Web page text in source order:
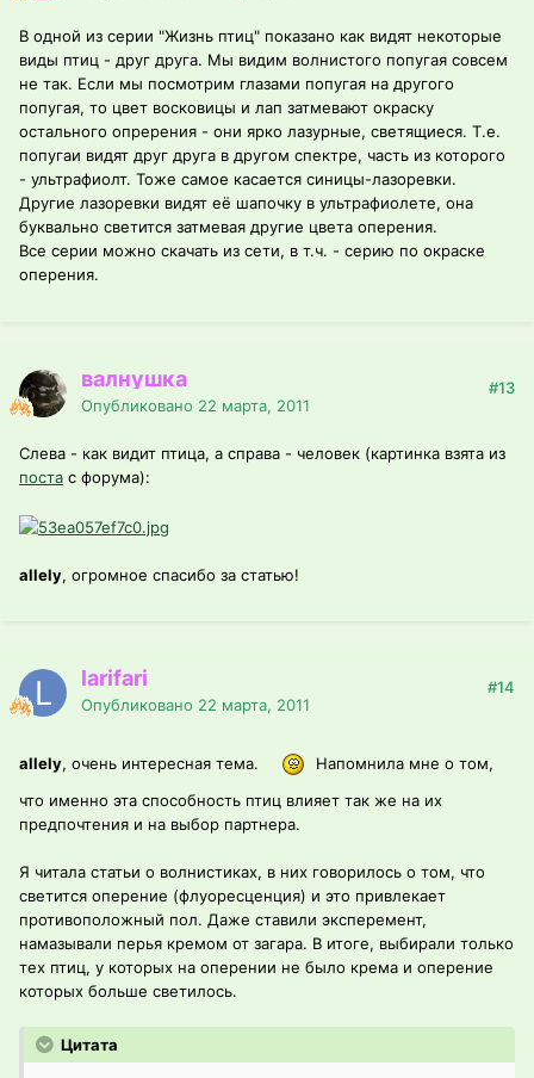
В одной из серии "Жизнь птиц" показано как видят некоторые
виды птиц - друг друга. Мы видим волнистого попугая совсем
не так. Если мы посмотрим глазами попугая на другого
попугая, то цвет восковицы и лап затмевают окраску
остального опререния - они ярко лазурные, светящиеся. Т.е.
попугаи видят друг друга в другом спектре, часть из которого
- ультрафиолт. Тоже самое касается синицы-лазоревки.
Другие лазоревки видят её шапочку в ультрафиолете, она
буквально светится затмевая другие цвета оперения.
Все серии можно скачать из сети, в т.ч. - серию по окраске
оперения.
валнушка
Опубликовано 22 марта, 2011
#13
Слева - как видит птица, а справа - человек (картинка взята из
поста с форума):
allely, огромное спасибо за статью!
larifari
Опубликовано 22 марта, 2011
#14
allely, очень интересная тема.
Напомнила мне о том,
что именно эта способность птиц влияет так же на их
предпочтения и на выбор партнера.
Я читала статьи о волнистиках, в них говорилось о том, что
светится оперение (флуоресценция) и это привлекает
противоположный пол. Даже ставили эксперемент,
намазывали перья кремом от загара. В итоге, выбирали только
тех птиц, у которых на оперении не было крема и оперение
которых больше светилось.
Цитата